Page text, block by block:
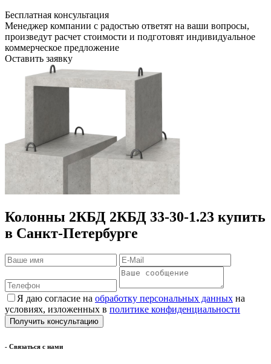
Бесплатная консультация
Менеджер компании с радостью ответят на ваши вопросы,
произведут расчет стоимости и подготовят индивидуальное
коммерческое предложение
Оставить заявку
Колонны 2КБД 2КБД 33-30-1.23 купить
в Санкт-Петербурге
Я даю согласие на обработку персональных данных на
условиях, изложенных в политике конфиденциальности
- Cвязаться с нами